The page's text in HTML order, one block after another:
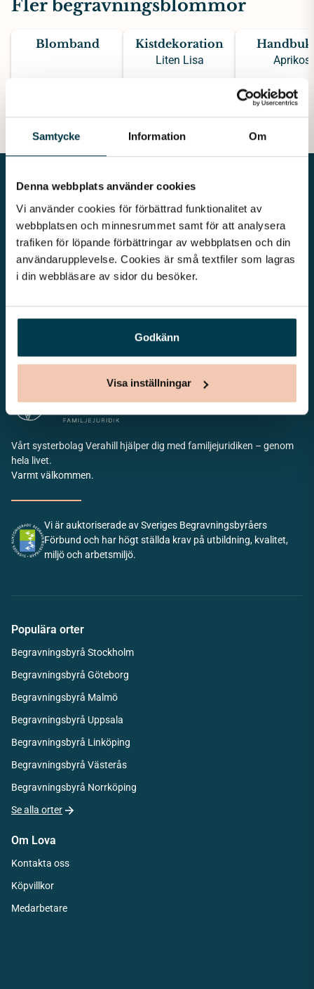
Samtycke Information Om
Denna webbplats använder cookies
Vi använder cookies för förbättrad funktionalitet av
webbplatsen och minnesrummet samt för att analysera
trafiken för löpande förbättringar av webbplatsen och din
användarupplevelse. Cookies är små textfiler som lagras
i din webbläsare av sidor du besöker.
Godkänn
Visa inställningar
Fler begravningsblommor
Blomband Kistdekoration
Liten Lisa Aprikos
195 kr
Vår begravningsbyrå är en del av Klarahill. Klarahill består av
kunniga lokala familjeföretag som är auktoriserade inom Sveriges
begravningsbyråers förbund (SBF). Det personliga är centralt för
Kontakta oss
Vårt systerbolag Verahill hjälper dig med familjejuridiken – genom
hela livet.
Varmt välkommen.
Vi är auktoriserade av Sveriges Begravningsbyråers
Förbund och har högt ställda krav på utbildning, kvalitet,
miljö och arbetsmiljö.
Populära orter
Begravningsbyrå Stockholm
Begravningsbyrå Göteborg
Begravningsbyrå Malmö
Begravningsbyrå Uppsala
Begravningsbyrå Linköping
Begravningsbyrå Västerås
Begravningsbyrå Norrköping
Se alla orter
Om Lova
Kontakta oss
Köpvillkor
Medarbetare